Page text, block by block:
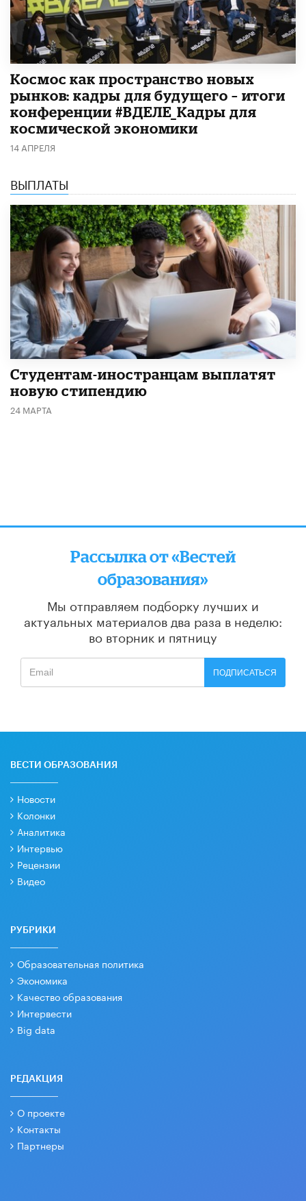
Космос как пространство новых
рынков: кадры для будущего – итоги
конференции #ВДЕЛЕ_Кадры для
космической экономики
14 АПРЕЛЯ
ВЫПЛАТЫ
Студентам-иностранцам выплатят
новую стипендию
24 МАРТА
Рассылка от «Вестей
образования»
Мы отправляем подборку лучших и
актуальных материалов два раза в неделю:
во вторник и пятницу
ПОДПИСАТЬСЯ
ВЕСТИ ОБРАЗОВАНИЯ
Новости
Колонки
Аналитика
Интервью
Рецензии
Видео
РУБРИКИ
Образовательная политика
Экономика
Качество образования
Интервести
Big data
РЕДАКЦИЯ
О проекте
Контакты
Партнеры